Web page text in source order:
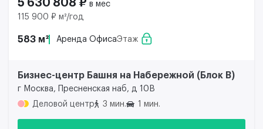
5 630 808 ₽ в мес
115 900 ₽ м²/год
583 м² Аренда ОфисаЭтаж
Бизнес-центр Башня на Набережной (Блок B)
г Москва, Пресненская наб, д 10В
Деловой центр
3 мин. 1 мин.